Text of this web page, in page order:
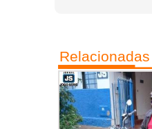
Relacionadas